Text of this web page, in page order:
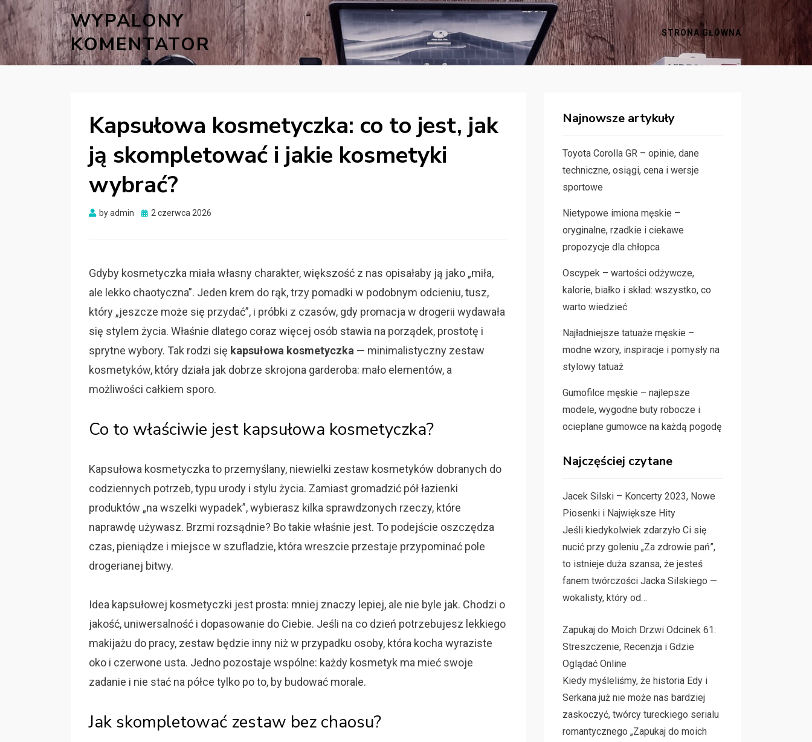
WYPALONY
KOMENTATOR
STRONA GŁÓWNA
Kapsułowa kosmetyczka: co to jest, jak
ją skompletować i jakie kosmetyki
wybrać?
byadmin
Posted
2 czerwca 2026
Gdyby kosmetyczka miała własny charakter, większość z nas opisałaby ją jako „miła,
ale lekko chaotyczna”. Jeden krem do rąk, trzy pomadki w podobnym odcieniu, tusz,
który „jeszcze może się przydać”, i próbki z czasów, gdy promacja w drogerii wydawała
się stylem życia. Właśnie dlatego coraz więcej osób stawia na porządek, prostotę i
sprytne wybory. Tak rodzi się kapsułowa kosmetyczka — minimalistyczny zestaw
kosmetyków, który działa jak dobrze skrojona garderoba: mało elementów, a
możliwości całkiem sporo.
Co to właściwie jest kapsułowa kosmetyczka?
Kapsułowa kosmetyczka to przemyślany, niewielki zestaw kosmetyków dobranych do
codziennych potrzeb, typu urody i stylu życia. Zamiast gromadzić pół łazienki
produktów „na wszelki wypadek”, wybierasz kilka sprawdzonych rzeczy, które
naprawdę używasz. Brzmi rozsądnie? Bo takie właśnie jest. To podejście oszczędza
czas, pieniądze i miejsce w szufladzie, która wreszcie przestaje przypominać pole
drogerianej bitwy.
Idea kapsułowej kosmetyczki jest prosta: mniej znaczy lepiej, ale nie byle jak. Chodzi o
jakość, uniwersalność i dopasowanie do Ciebie. Jeśli na co dzień potrzebujesz lekkiego
makijażu do pracy, zestaw będzie inny niż w przypadku osoby, która kocha wyraziste
oko i czerwone usta. Jedno pozostaje wspólne: każdy kosmetyk ma mieć swoje
zadanie i nie stać na półce tylko po to, by budować morale.
Jak skompletować zestaw bez chaosu?
Najnowsze artykuły
Toyota Corolla GR – opinie, dane
techniczne, osiągi, cena i wersje
sportowe
Nietypowe imiona męskie –
oryginalne, rzadkie i ciekawe
propozycje dla chłopca
Oscypek – wartości odżywcze,
kalorie, białko i skład: wszystko, co
warto wiedzieć
Najładniejsze tatuaże męskie –
modne wzory, inspiracje i pomysły na
stylowy tatuaż
Gumofilce męskie – najlepsze
modele, wygodne buty robocze i
ocieplane gumowce na każdą pogodę
Najczęściej czytane
Jacek Silski – Koncerty 2023, Nowe
Piosenki i Największe Hity
Jeśli kiedykolwiek zdarzyło Ci się
nucić przy goleniu „Za zdrowie pań”,
to istnieje duża szansa, że jesteś
fanem twórczości Jacka Silskiego —
wokalisty, który od…
Zapukaj do Moich Drzwi Odcinek 61:
Streszczenie, Recenzja i Gdzie
Oglądać Online
Kiedy myśleliśmy, że historia Edy i
Serkana już nie może nas bardziej
zaskoczyć, twórcy tureckiego serialu
romantycznego „Zapukaj do moich